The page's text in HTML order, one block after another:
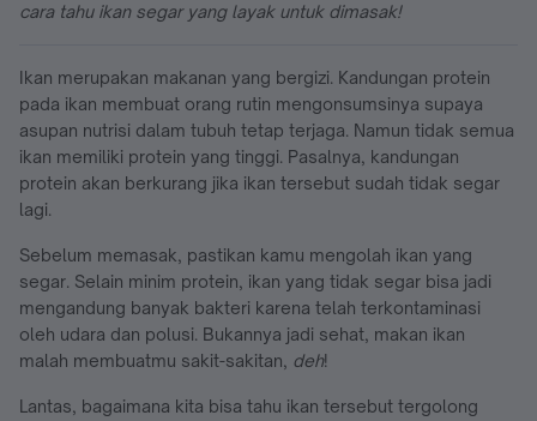
cara tahu ikan segar yang layak untuk dimasak!
Ikan merupakan makanan yang bergizi. Kandungan protein
pada ikan membuat orang rutin mengonsumsinya supaya
asupan nutrisi dalam tubuh tetap terjaga. Namun tidak semua
ikan memiliki protein yang tinggi. Pasalnya, kandungan
protein akan berkurang jika ikan tersebut sudah tidak segar
lagi.
Sebelum memasak, pastikan kamu mengolah ikan yang
segar. Selain minim protein, ikan yang tidak segar bisa jadi
mengandung banyak bakteri karena telah terkontaminasi
oleh udara dan polusi. Bukannya jadi sehat, makan ikan
malah membuatmu sakit-sakitan, deh!
Lantas, bagaimana kita bisa tahu ikan tersebut tergolong